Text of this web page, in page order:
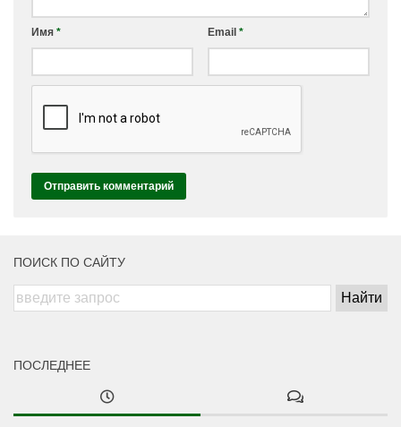
Имя * Email *
ПОИСК ПО САЙТУ
ПОСЛЕДНЕЕ